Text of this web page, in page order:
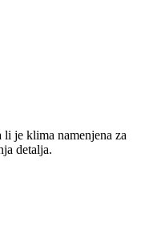
je klima namenjena za
detalja.